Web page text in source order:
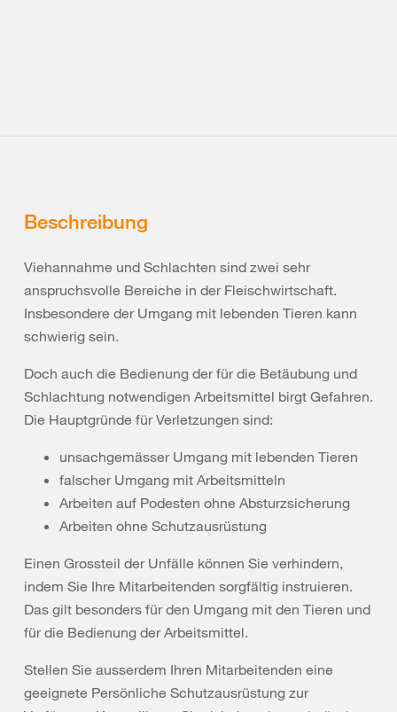
Beschreibung
Viehannahme und Schlachten sind zwei sehr
anspruchsvolle Bereiche in der Fleischwirtschaft.
Insbesondere der Umgang mit lebenden Tieren kann
schwierig sein.
Doch auch die Bedienung der für die Betäubung und
Schlachtung notwendigen Arbeitsmittel birgt Gefahren.
Die Hauptgründe für Verletzungen sind:
unsachgemässer Umgang mit lebenden Tieren
falscher Umgang mit Arbeitsmitteln
Arbeiten auf Podesten ohne Absturzsicherung
Arbeiten ohne Schutzausrüstung
Einen Grossteil der Unfälle können Sie verhindern,
indem Sie Ihre Mitarbeitenden sorgfältig instruieren.
Das gilt besonders für den Umgang mit den Tieren und
für die Bedienung der Arbeitsmittel.
Stellen Sie ausserdem Ihren Mitarbeitenden eine
geeignete Persönliche Schutzausrüstung zur